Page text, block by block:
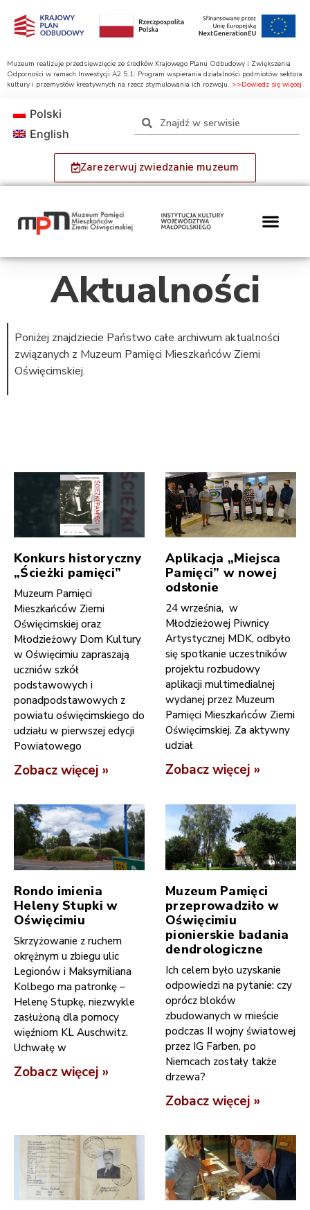
Muzeum realizuje przedsięwzięcie ze środków Krajowego Planu Odbudowy i Zwiększenia
Odporności w ramach Inwestycji A2.5.1: Program wspierania działalności podmiotów sektora
kultury i przemysłów kreatywnych na rzecz stymulowania ich rozwoju. >>Dowiedz się więcej
Zarezerwuj zwiedzanie muzeum
Polski
English
Aktualności
Poniżej znajdziecie Państwo całe archiwum aktualności
związanych z Muzeum Pamięci Mieszkańców Ziemi
Oświęcimskiej.
Konkurs historyczny
„Ścieżki pamięci”
Muzeum Pamięci
Mieszkańców Ziemi
Oświęcimskiej oraz
Młodzieżowy Dom Kultury
w Oświęcimiu zapraszają
uczniów szkół
podstawowych i
ponadpodstawowych z
powiatu oświęcimskiego do
udziału w pierwszej edycji
Powiatowego
Zobacz więcej »
Aplikacja „Miejsca
Pamięci” w nowej
odsłonie
24 września, w
Młodzieżowej Piwnicy
Artystycznej MDK, odbyło
się spotkanie uczestników
projektu rozbudowy
aplikacji multimedialnej
wydanej przez Muzeum
Pamięci Mieszkańców Ziemi
Oświęcimskiej. Za aktywny
udział
Zobacz więcej »
Rondo imienia
Heleny Stupki w
Oświęcimiu
Skrzyżowanie z ruchem
okrężnym u zbiegu ulic
Legionów i Maksymiliana
Kolbego ma patronkę –
Helenę Stupkę, niezwykle
zasłużoną dla pomocy
więźniom KL Auschwitz.
Uchwałę w
Zobacz więcej »
Muzeum Pamięci
przeprowadziło w
Oświęcimiu
pionierskie badania
dendrologiczne
Ich celem było uzyskanie
odpowiedzi na pytanie: czy
oprócz bloków
zbudowanych w mieście
podczas II wojny światowej
przez IG Farben, po
Niemcach zostały także
drzewa?
Zobacz więcej »